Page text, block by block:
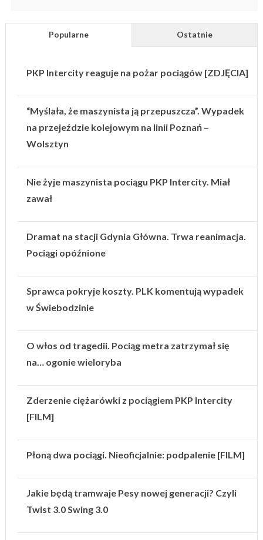
Popularne Ostatnie
PKP Intercity reaguje na pożar pociągów [ZDJĘCIA]
“Myślała, że maszynista ją przepuszcza”. Wypadek
na przejeździe kolejowym na linii Poznań –
Wolsztyn
Nie żyje maszynista pociągu PKP Intercity. Miał
zawał
Dramat na stacji Gdynia Główna. Trwa reanimacja.
Pociągi opóźnione
Sprawca pokryje koszty. PLK komentują wypadek
w Świebodzinie
O włos od tragedii. Pociąg metra zatrzymał się
na… ogonie wieloryba
Zderzenie ciężarówki z pociągiem PKP Intercity
[FILM]
Płoną dwa pociągi. Nieoficjalnie: podpalenie [FILM]
Jakie będą tramwaje Pesy nowej generacji? Czyli
Twist 3.0 Swing 3.0